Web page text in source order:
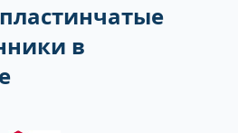
в